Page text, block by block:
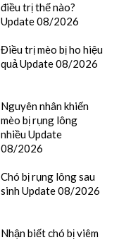
điều trị thế nào?
Update 08/2026
Điều trị mèo bị ho hiệu
quả Update 08/2026
Nguyên nhân khiến
mèo bị rụng lông
nhiều Update
08/2026
Chó bị rụng lông sau
sinh Update 08/2026
Nhận biết chó bị viêm